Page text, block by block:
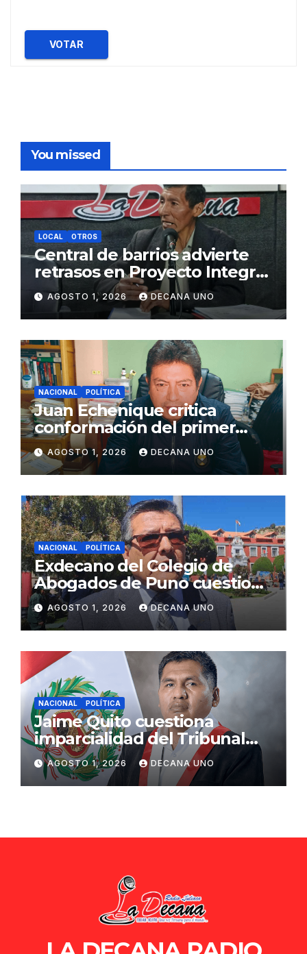
VOTAR
You missed
LOCAL OTROS
Central de barrios advierte
retrasos en Proyecto Integral
de Agua y Alcantarillado para
Juliaca
AGOSTO 1, 2026 DECANA UNO
NACIONAL POLÍTICA
Juan Echenique critica
conformación del primer
gabinete ministerial de Keiko
Fujimori
AGOSTO 1, 2026 DECANA UNO
NACIONAL POLÍTICA
Exdecano del Colegio de
Abogados de Puno cuestiona
propuestas sobre seguridad
ciudadana
AGOSTO 1, 2026 DECANA UNO
NACIONAL POLÍTICA
Jaime Quito cuestiona
imparcialidad del Tribunal
Constitucional tras liberación
de Ollanta Humala
AGOSTO 1, 2026 DECANA UNO